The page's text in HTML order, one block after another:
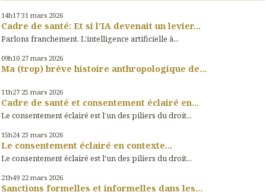
14h17 31 mars 2026
Cadre de santé: Et si l'IA devenait un levier...
Parlons franchement. L’intelligence artificielle à...
09h10 27 mars 2026
Ma (trop) brève histoire anthropologique de...
11h27 25 mars 2026
Cadre de santé et consentement éclairé en...
Le consentement éclairé est l’un des piliers du droit...
15h24 23 mars 2026
Le consentement éclairé en contexte...
Le consentement éclairé est l'un des piliers du droit...
21h49 22 mars 2026
Sanctions formelles et informelles dans les...